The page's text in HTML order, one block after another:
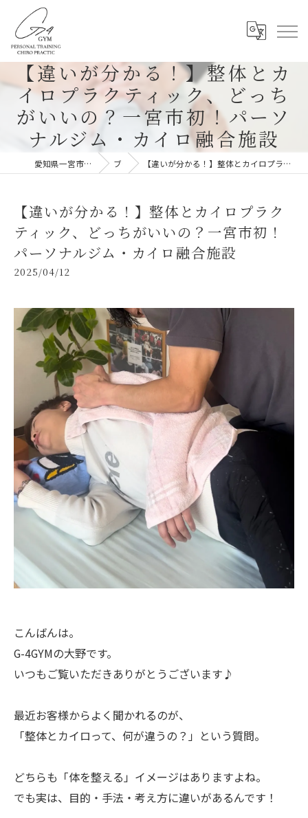
【違いが分かる！】整体とカ
イロプラクティック、どっち
がいいの？一宮市初！パーソ
ナルジム・カイロ融合施設
愛知県一宮市のパーソナルジムならG-4GYM ブログ 【違いが分かる！】整体とカイロプラクティック、どっちがいいの？一宮市初！パーソナルジム・カイロ融合施設
【違いが分かる！】整体とカイロプラク
ティック、どっちがいいの？一宮市初！
パーソナルジム・カイロ融合施設
2025/04/12
こんばんは。
G-4GYMの大野です。
いつもご覧いただきありがとうございます♪
最近お客様からよく聞かれるのが、
「整体とカイロって、何が違うの？」という質問。
どちらも「体を整える」イメージはありますよね。
でも実は、目的・手法・考え方に違いがあるんです！